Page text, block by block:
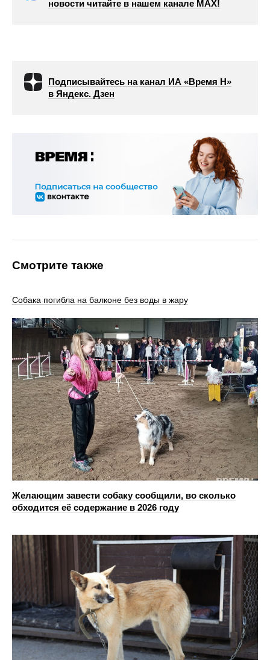
новости читайте в нашем канале МАХ!
Подписывайтесь на канал ИА «Время Н»
в Яндекс. Дзен
Смотрите также
Собака погибла на балконе без воды в жару
Желающим завести собаку сообщили, во сколько
обходится её содержание в 2026 году